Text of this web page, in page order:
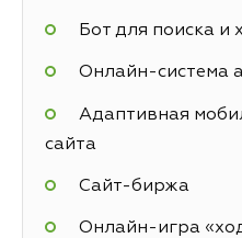
Бот для поиска и
Онлайн-система
Адаптивная
сайта
Cайт-биржа
Онлайн-игра